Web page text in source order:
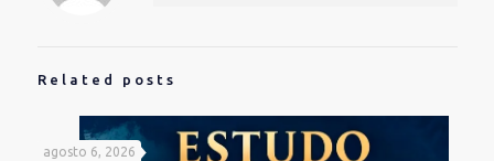
Related posts
agosto 6, 2026